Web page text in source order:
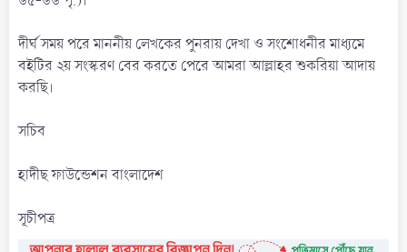
দীর্ঘ সময় পরে মাননীয় লেখকের পুনরায় দেখা ও সংশোধনীর মাধ্যমে
বইটির ২য় সংস্করণ বের করতে পেরে আমরা আল্লাহর শুকরিয়া আদায়
করছি।
সচিব
হাদীছ ফাউন্ডেশন বাংলাদেশ
সূচীপত্র